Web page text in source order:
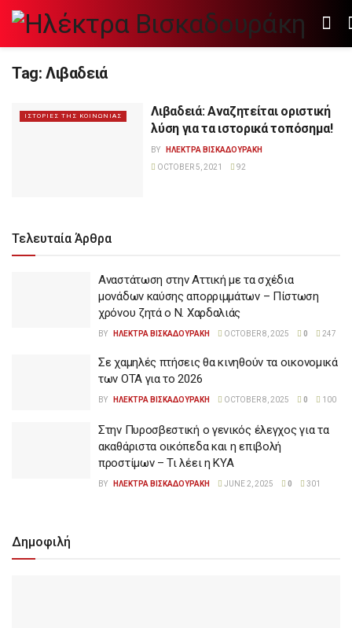
Tag: Λιβαδειά
ΙΣΤΟΡΙΕΣ ΤΗΣ ΚΟΙΝΩΝΙΑΣ
Λιβαδειά: Αναζητείται οριστική
λύση για τα ιστορικά τοπόσημα!
BY
ΗΛΕΚΤΡΑ ΒΙΣΚΑΔΟΥΡΑΚΗ
OCTOBER 5, 2021
92
Τελευταία Άρθρα
Αναστάτωση στην Αττική με τα σχέδια
μονάδων καύσης απορριμμάτων – Πίστωση
χρόνου ζητά ο Ν. Χαρδαλιάς
BY ΗΛΕΚΤΡΑ ΒΙΣΚΑΔΟΥΡΑΚΗ OCTOBER 8, 2025 0 247
Σε χαμηλές πτήσεις θα κινηθούν τα οικονομικά
των ΟΤΑ για το 2026
BY ΗΛΕΚΤΡΑ ΒΙΣΚΑΔΟΥΡΑΚΗ OCTOBER 8, 2025 0 100
Στην Πυροσβεστική ο γενικός έλεγχος για τα
ακαθάριστα οικόπεδα και η επιβολή
προστίμων – Τι λέει η ΚΥΑ
BY ΗΛΕΚΤΡΑ ΒΙΣΚΑΔΟΥΡΑΚΗ JUNE 2, 2025 0 301
Δημοφιλή